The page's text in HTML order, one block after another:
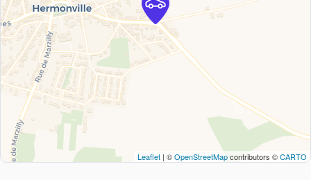
Leaflet | ©OpenStreetMapcontributors ©CARTO